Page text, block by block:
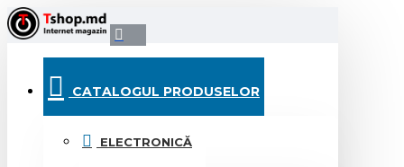
CATALOGUL PRODUSELOR
ELECTRONICĂ